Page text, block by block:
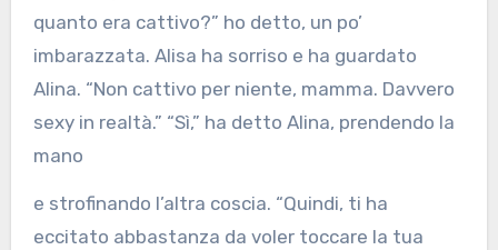
quanto era cattivo?” ho detto, un po’
imbarazzata. Alisa ha sorriso e ha guardato
Alina. “Non cattivo per niente, mamma. Davvero
sexy in realtà.” “Sì,” ha detto Alina, prendendo la
mano
e strofinando l’altra coscia. “Quindi, ti ha
eccitato abbastanza da voler toccare la tua